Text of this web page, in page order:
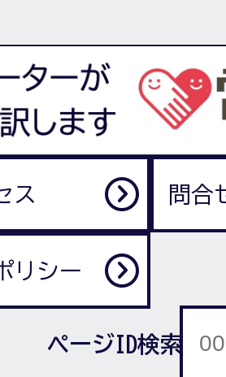
ス 問合
リシー
ページID検索